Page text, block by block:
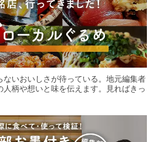
いおいしさが待っている。地元編集者
柄や想いと味を伝えます。見ればきっ